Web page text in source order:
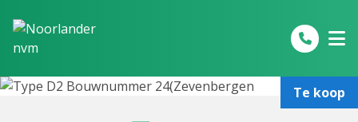
Te koop